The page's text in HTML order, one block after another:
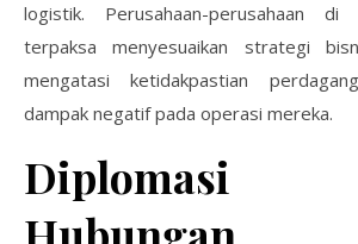
logistik. Perusahaan-perusahaan
terpaksa menyesuaikan strategi
mengatasi ketidakpastian
dampak negatif pada operasi mereka.